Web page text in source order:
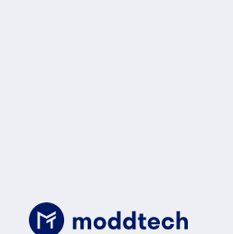
Sin categoría/